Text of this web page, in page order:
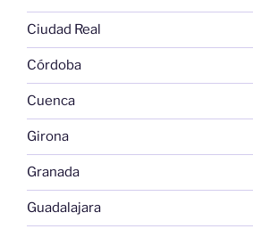
Ciudad Real
Córdoba
Cuenca
Girona
Granada
Guadalajara